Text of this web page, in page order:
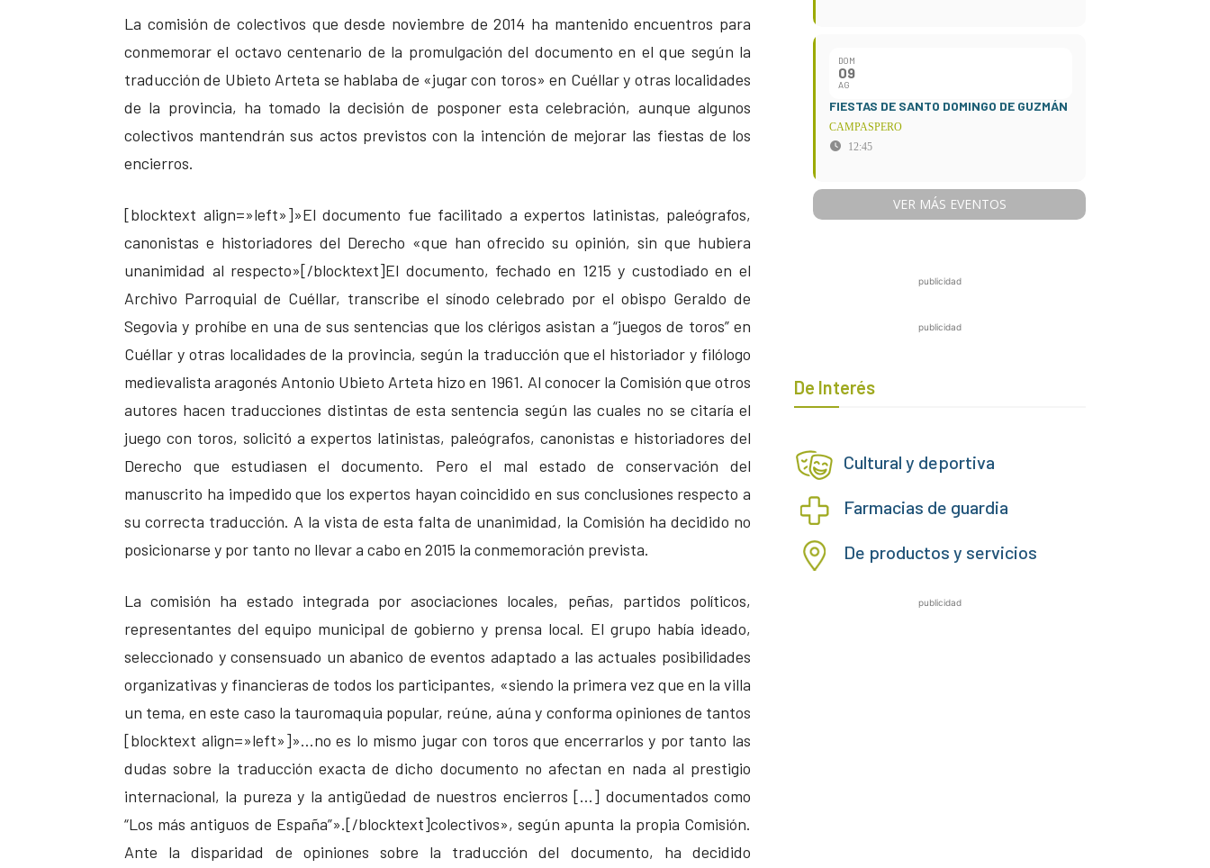
La comisión de colectivos que desde noviembre de 2014 ha mantenido encuentros para
conmemorar el octavo centenario de la promulgación del documento en el que según la
traducción de Ubieto Arteta se hablaba de «jugar con toros» en Cuéllar y otras localidades
de la provincia, ha tomado la decisión de posponer esta celebración, aunque algunos
colectivos mantendrán sus actos previstos con la intención de mejorar las fiestas de los
encierros.
[blocktext align=»left»]»El documento fue facilitado a expertos latinistas, paleógrafos,
canonistas e historiadores del Derecho «que han ofrecido su opinión, sin que hubiera
unanimidad al respecto»[/blocktext]El documento, fechado en 1215 y custodiado en el
Archivo Parroquial de Cuéllar, transcribe el sínodo celebrado por el obispo Geraldo de
Segovia y prohíbe en una de sus sentencias que los clérigos asistan a “juegos de toros” en
Cuéllar y otras localidades de la provincia, según la traducción que el historiador y filólogo
medievalista aragonés Antonio Ubieto Arteta hizo en 1961. Al conocer la Comisión que otros
autores hacen traducciones distintas de esta sentencia según las cuales no se citaría el
juego con toros, solicitó a expertos latinistas, paleógrafos, canonistas e historiadores del
Derecho que estudiasen el documento. Pero el mal estado de conservación del
manuscrito ha impedido que los expertos hayan coincidido en sus conclusiones respecto a
su correcta traducción. A la vista de esta falta de unanimidad, la Comisión ha decidido no
posicionarse y por tanto no llevar a cabo en 2015 la conmemoración prevista.
La comisión ha estado integrada por asociaciones locales, peñas, partidos políticos,
representantes del equipo municipal de gobierno y prensa local. El grupo había ideado,
seleccionado y consensuado un abanico de eventos adaptado a las actuales posibilidades
organizativas y financieras de todos los participantes, «siendo la primera vez que en la villa
un tema, en este caso la tauromaquia popular, reúne, aúna y conforma opiniones de tantos
[blocktext align=»left»]»…no es lo mismo jugar con toros que encerrarlos y por tanto las
dudas sobre la traducción exacta de dicho documento no afectan en nada al prestigio
internacional, la pureza y la antigüedad de nuestros encierros […] documentados como
“Los más antiguos de España”».[/blocktext]colectivos», según apunta la propia Comisión.
Ante la disparidad de opiniones sobre la traducción del documento, ha decidido
DOM
09
AG
FIESTAS DE SANTO DOMINGO DE GUZMÁN
CAMPASPERO
12:45
VER MÁS EVENTOS
publicidad
publicidad
De Interés
Cultural y deportiva
Farmacias de guardia
De productos y servicios
publicidad